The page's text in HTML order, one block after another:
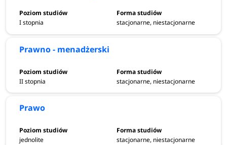
archeologiczna, bezpieczeństwo radiacyjne, rozwój
zasobów ludzkich, nowe
media, socjologia, miedzynarodowe stosunki gospodarcze
I stopnia stacjonarne, niestacjonarne
Prawno - menadżerski
II stopnia stacjonarne, niestacjonarne
Prawo
jednolite stacjonarne, niestacjonarne